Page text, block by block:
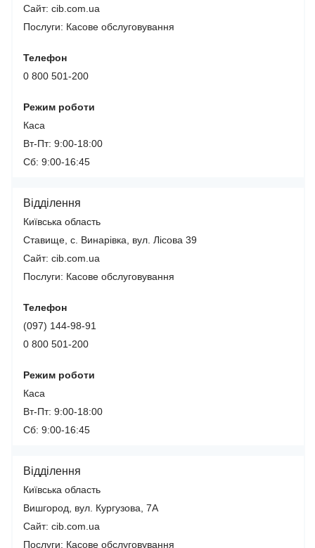
Сайт: cib.com.ua
Послуги: Касове обслуговування
Телефон
0 800 501-200
Режим роботи
Каса
Вт-Пт: 9:00-18:00
Сб: 9:00-16:45
Відділення
Київська область
Ставище, с. Винарівка, вул. Лісова 39
Сайт: cib.com.ua
Послуги: Касове обслуговування
Телефон
(097) 144-98-91
0 800 501-200
Режим роботи
Каса
Вт-Пт: 9:00-18:00
Сб: 9:00-16:45
Відділення
Київська область
Вишгород, вул. Кургузова, 7А
Сайт: cib.com.ua
Послуги: Касове обслуговування